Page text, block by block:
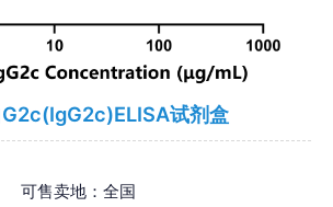
试剂盒
可售卖地：全国